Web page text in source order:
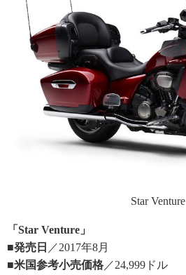
Star Venture
「Star Venture」
■発売日 ／2017年8月
■米国参考小売価格 ／24,999ドル